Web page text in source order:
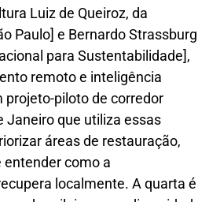
Luiz de Queiroz, da
Paulo] e Bernardo Strassburg
para Sustentabilidade],
remoto e inteligência
projeto-piloto de corredor
Janeiro que utiliza essas
áreas de restauração,
como a
localmente. A quarta é